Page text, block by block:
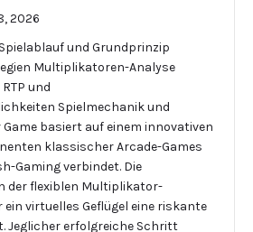
2026
und Grundprinzip
Multiplikatoren-Analyse
und
Spielmechanik und
basiert auf einem innovativen
klassischer Arcade-Games
Gaming verbindet. Die
der flexiblen Multiplikator-
ein virtuelles Geflügel eine riskante
Jeglicher erfolgreiche Schritt